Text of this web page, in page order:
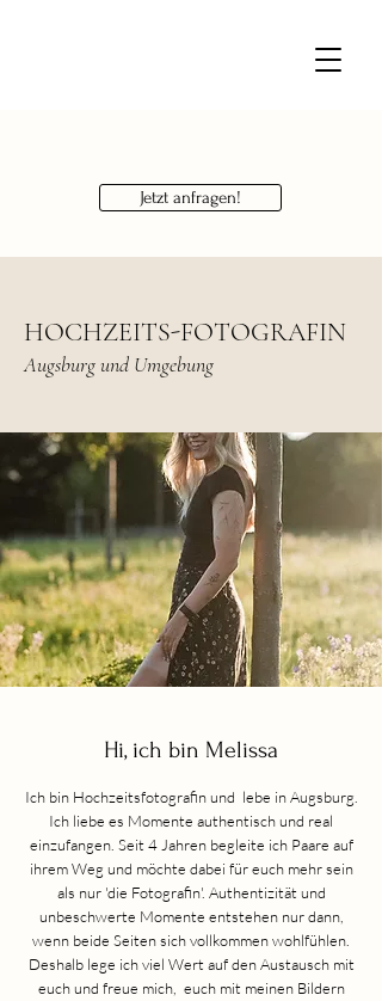
Jetzt anfragen!
HOCHZEITS-FOTOGRAFIN
Augsburg und Umgebung
Hi, ich bin Melissa
Ich bin Hochzeitsfotografin und lebe in Augsburg.
Ich liebe es Momente authentisch und real
einzufangen. Seit 4Jahren begleite ich Paare auf
ihrem Weg und möchte dabei für euch mehr sein
als nur 'die Fotografin'. Authentizität und
unbeschwerte Momente entstehen nur dann,
wenn beide Seiten sich vollkommen wohlfühlen.
Deshalb lege ich viel Wert auf den Austausch mit
euch und freue mich, euch mit meinen Bildern